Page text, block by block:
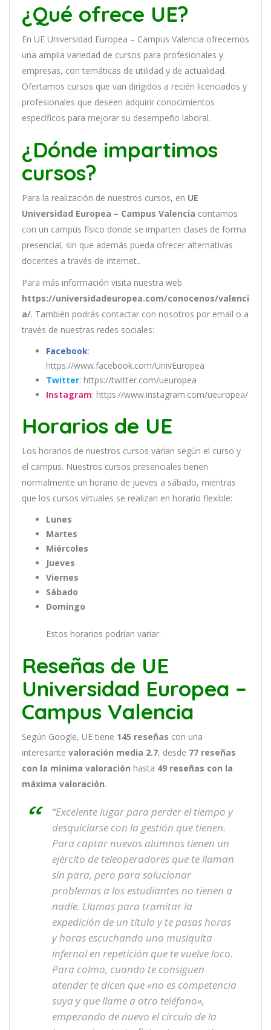
¿Qué ofrece UE?
En UE Universidad Europea – Campus Valencia ofrecemos
una amplia variedad de cursos para profesionales y
empresas, con temáticas de utilidad y de actualidad.
Ofertamos cursos que van dirigidos a recién licenciados y
profesionales que deseen adquirir conocimientos
específicos para mejorar su desempeño laboral.
¿Dónde impartimos
cursos?
Para la realización de nuestros cursos, en UE
Universidad Europea – Campus Valencia contamos
con un campus físico donde se imparten clases de forma
presencial, sin que además pueda ofrecer alternativas
docentes a través de internet..
Para más información visita nuestra web
https://universidadeuropea.com/conocenos/valenci
a/. También podrás contactar con nosotros por email o a
través de nuestras redes sociales:
Facebook:
https://www.facebook.com/UnivEuropea
Twitter: https://twitter.com/ueuropea
Instagram: https://www.instagram.com/ueuropea/
Horarios de UE
Los horarios de nuestros cursos varían según el curso y
el campus. Nuestros cursos presenciales tienen
normalmente un horario de jueves a sábado, mientras
que los cursos virtuales se realizan en horario flexible:
Lunes
Martes
Miércoles
Jueves
Viernes
Sábado
Domingo
Estos horarios podrían variar.
Reseñas de UE
Universidad Europea –
Campus Valencia
Según Google, UE tiene 145 reseñas con una
interesante valoración media 2.7, desde 77 reseñas
con la mínima valoración hasta 49 reseñas con la
máxima valoración.
“Excelente lugar para perder el tiempo y
desquiciarse con la gestión que tienen.
Para captar nuevos alumnos tienen un
ejército de teleoperadores que te llaman
sin para, pero para solucionar
problemas a los estudiantes no tienen a
nadie. Llamas para tramitar la
expedición de un título y te pasas horas
y horas escuchando una musiquita
infernal en repetición que te vuelve loco.
Para colmo, cuando te consiguen
atender te dicen que «no es competencia
suya y que llame a otro teléfono»,
empezando de nuevo el círculo de la